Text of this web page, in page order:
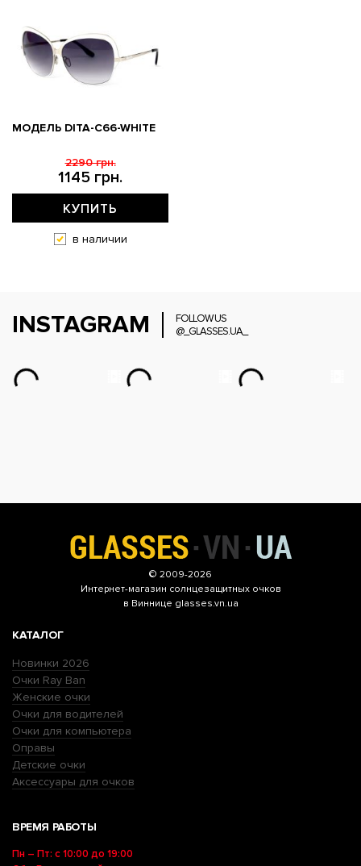
МОДЕЛЬ DITA-C66-WHITE
1145 грн.
2290 грн.
КУПИТЬ
в наличии
INSTAGRAM
FOLLOW US
@_GLASSES.UA_
© 2009-2026
Интернет-магазин солнцезащитных очков
в Виннице glasses.vn.ua
КАТАЛОГ
Новинки 2026
Очки Ray Ban
Женские очки
Очки для водителей
Очки для компьютера
Оправы
Детские очки
Аксессуары для очков
ВРЕМЯ РАБОТЫ
Пн – Пт: с 10:00 до 19:00